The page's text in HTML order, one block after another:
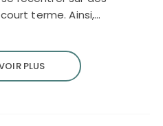
terme. Ainsi,…
PLUS